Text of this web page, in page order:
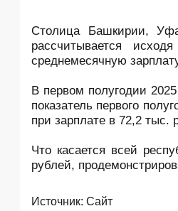
Столица Башкирии,
рассчитывается
среднемесячную
В первом полугодии
показатель первого
при зарплате в 72,2 тыс.
Что касается всей
рублей,
Источник: Сайт